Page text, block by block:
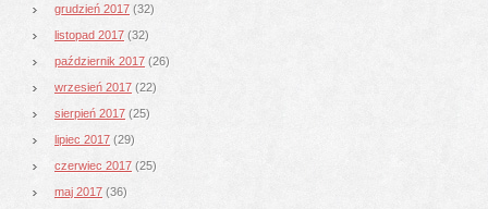
grudzień 2017 (32)
listopad 2017 (32)
październik 2017 (26)
wrzesień 2017 (22)
sierpień 2017 (25)
lipiec 2017 (29)
czerwiec 2017 (25)
maj 2017 (36)